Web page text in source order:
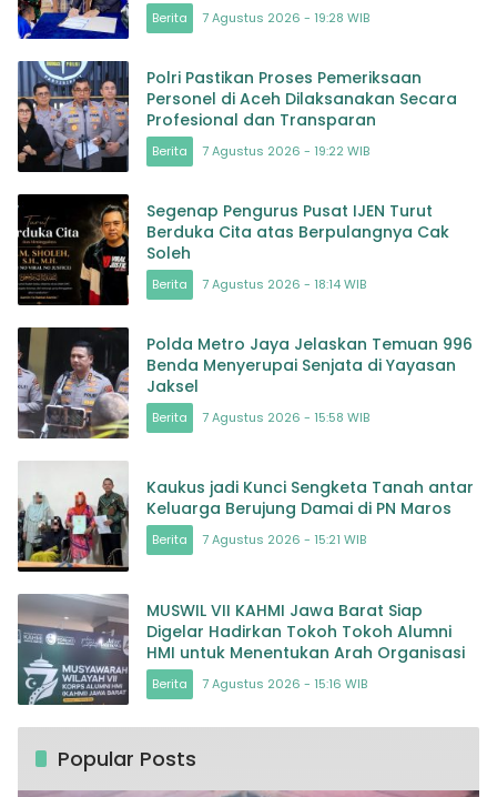
masa depan Bangsa
Berita 7 Agustus 2026 - 19:28 WIB
Polri Pastikan Proses Pemeriksaan
Personel di Aceh Dilaksanakan Secara
Profesional dan Transparan
Berita 7 Agustus 2026 - 19:22 WIB
Segenap Pengurus Pusat IJEN Turut
Berduka Cita atas Berpulangnya Cak
Soleh
Berita 7 Agustus 2026 - 18:14 WIB
Polda Metro Jaya Jelaskan Temuan 996
Benda Menyerupai Senjata di Yayasan
Jaksel
Berita 7 Agustus 2026 - 15:58 WIB
Kaukus jadi Kunci Sengketa Tanah antar
Keluarga Berujung Damai di PN Maros
Berita 7 Agustus 2026 - 15:21 WIB
MUSWIL VII KAHMI Jawa Barat Siap
Digelar Hadirkan Tokoh Tokoh Alumni
HMI untuk Menentukan Arah Organisasi
Berita 7 Agustus 2026 - 15:16 WIB
Popular Posts